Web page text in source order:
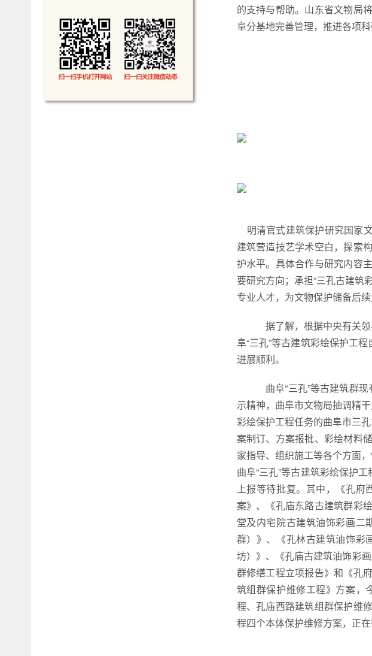
的支持与帮助。山东省文物局
阜分基地完善管理，推进各项科
明清官式建筑保护研究国家
建筑营造技艺学术空白，探索
护水平。具体合作与研究内容
要研究方向；承担“三孔古建筑
专业人才，为文物保护储备后
据了解，根据中央有关
阜“三孔”等古建筑彩绘保护工
进展顺利。
曲阜“三孔”等古建筑群
示精神，曲阜市文物局抽调精
彩绘保护工程任务的曲阜市三
案制订、方案报批、彩绘材料
家指导、组织施工等各个方面
曲阜“三孔”等古建筑彩绘保护
上报等待批复。其中，《孔府
案》、《孔庙东路古建筑群彩
堂及内宅院古建筑油饰彩画二
群）》、《孔林古建筑油饰彩
坊）》、《孔庙古建筑油饰彩
群修缮工程立项报告》和《孔
筑组群保护维修工程》方案，
程、孔庙西路建筑组群保护维
程四个本体保护维修方案，正在